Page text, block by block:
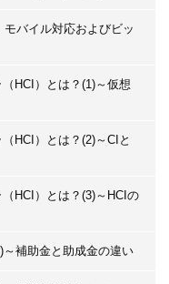
バイル対応およびビッ
HCI）とは？(1)～仮想
HCI）とは？(2)～CIと
HCI）とは？(3)～HCIの
補助金と助成金の違い